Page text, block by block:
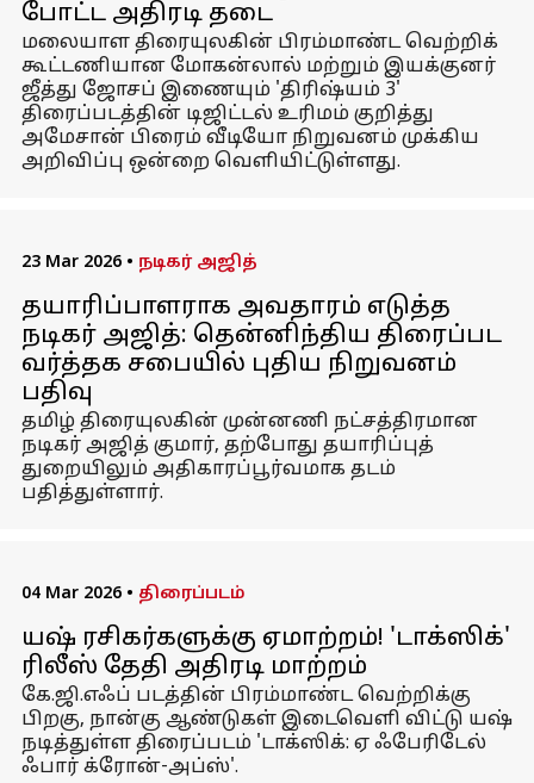
போட்ட அதிரடி தடை
மலையாள திரையுலகின் பிரம்மாண்ட வெற்றிக்
கூட்டணியான மோகன்லால் மற்றும் இயக்குனர்
ஜீத்து ஜோசப் இணையும் 'திரிஷ்யம் 3'
திரைப்படத்தின் டிஜிட்டல் உரிமம் குறித்து
அமேசான் பிரைம் வீடியோ நிறுவனம் முக்கிய
அறிவிப்பு ஒன்றை வெளியிட்டுள்ளது.
23 Mar 2026 • நடிகர் அஜித்
தயாரிப்பாளராக அவதாரம் எடுத்த
நடிகர் அஜித்: தென்னிந்திய திரைப்பட
வர்த்தக சபையில் புதிய நிறுவனம்
பதிவு
தமிழ் திரையுலகின் முன்னணி நட்சத்திரமான
நடிகர் அஜித் குமார், தற்போது தயாரிப்புத்
துறையிலும் அதிகாரப்பூர்வமாக தடம்
பதித்துள்ளார்.
04 Mar 2026 • திரைப்படம்
யஷ் ரசிகர்களுக்கு ஏமாற்றம்! 'டாக்ஸிக்'
ரிலீஸ் தேதி அதிரடி மாற்றம்
கே.ஜி.எஃப் படத்தின் பிரம்மாண்ட வெற்றிக்கு
பிறகு, நான்கு ஆண்டுகள் இடைவெளி விட்டு யஷ்
நடித்துள்ள திரைப்படம் 'டாக்ஸிக்: ஏ ஃபேரிடேல்
ஃபார் க்ரோன்-அப்ஸ்'.